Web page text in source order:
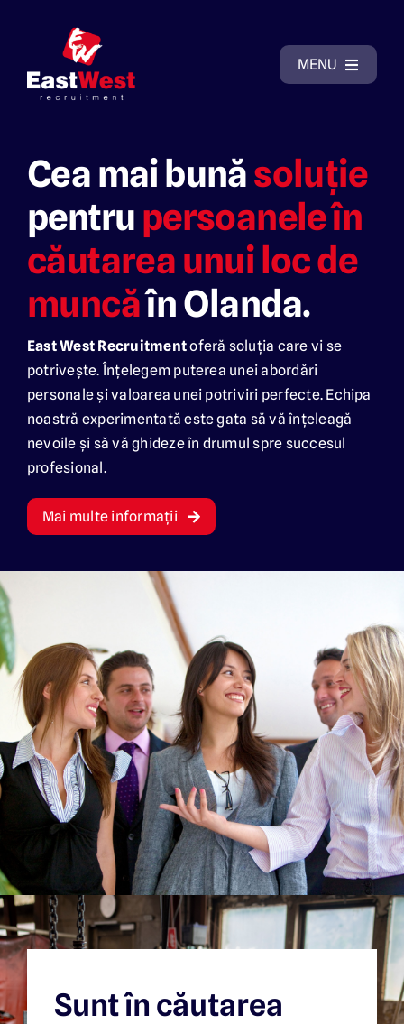
MENU
De ce să ne alegeți?
Posturi vacante
Galerie cazări
Contact
Bezoek de website in het Nederlands
Cea mai bunăsoluție
pentru persoanele în
căutarea unui loc de
muncăîn Olanda.
East West Recruitmentoferă soluția care vi se
potrivește. Înțelegem puterea unei abordări
personale și valoarea unei potriviri perfecte. Echipa
noastră experimentată este gata să vă înțeleagă
nevoile și să vă ghideze în drumul spre succesul
profesional.
Mai multe informații
Sunt în căutarea